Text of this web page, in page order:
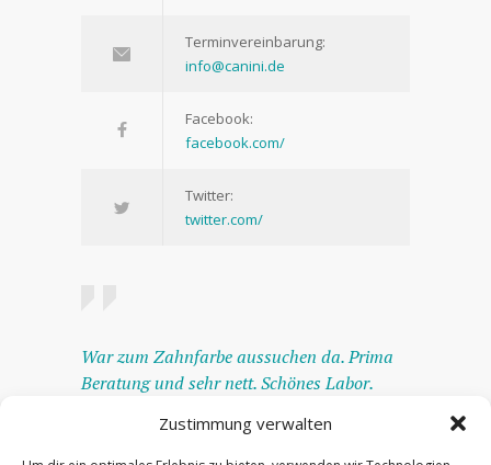
Zustimmung verwalten
Terminvereinbarung:
info@canini.de
Facebook:
facebook.com/
Twitter:
twitter.com/
War zum Zahnfarbe aussuchen da. Prima
Beratung und sehr nett. Schönes Labor.